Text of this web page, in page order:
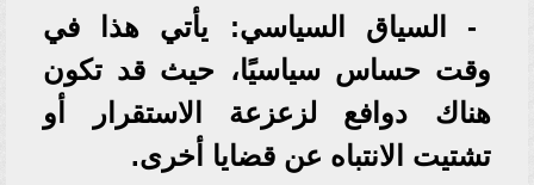
- السياق السياسي: يأتي هذا في
وقت حساس سياسيًا، حيث قد تكون
هناك دوافع لزعزعة الاستقرار أو
تشتيت الانتباه عن قضايا أخرى.